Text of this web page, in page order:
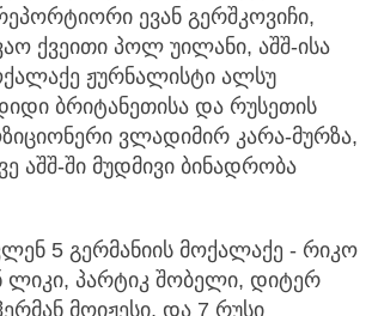
ევან გერშკოვიჩი,
ქვეითი პოლ უილანი, აშშ-ისა
ჟურნალისტი ალსუ
ბრიტანეთისა და რუსეთის
ვლადიმირ კარა-მურზა,
აშშ-ში მუდმივი ბინადრობა
5 გერმანიის მოქალაქე - რიკო
ლიკი, პარტიკ შობელი, დიტერ
მოიჟესი, და 7 რუსი